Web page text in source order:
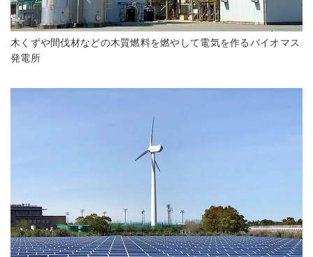
木くずや間伐材などの木質燃料を燃やして電気を作るバイオマス
発電所